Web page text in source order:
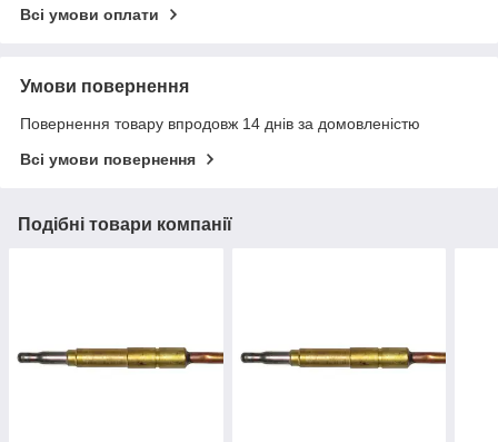
Всі умови оплати
Умови повернення
Повернення товару впродовж 14 днів за домовленістю
Всі умови повернення
Подібні товари компанії